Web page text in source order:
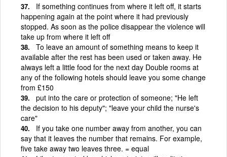
If something continues from where it left off, it starts
happening again at the point where it had previously
stopped. As soon as the police disappear the violence will
take up from where it left off
To leave an amount of something means to keep it
available after the rest has been used or taken away. He
always left a little food for the next day Double rooms at
any of the following hotels should leave you some change
from £150
put into the care or protection of someone; "He left
the decision to his deputy"; "leave your child the nurse's
care"
If you take one number away from another, you can
say that it leaves the number that remains. For example,
five take away two leaves three. = equal